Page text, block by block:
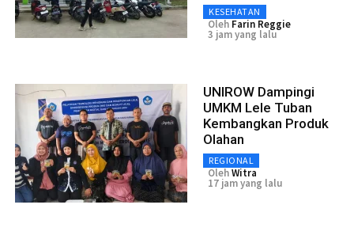
KESEHATAN
Oleh Farin Reggie
3 jam yang lalu
UNIROW Dampingi
UMKM Lele Tuban
Kembangkan Produk
Olahan
REGIONAL
OlehWitra
17 jam yang lalu